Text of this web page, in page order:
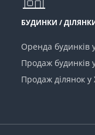
БУДИНКИ /
Оренда будинків
Продаж будинків
Продаж ділянок у